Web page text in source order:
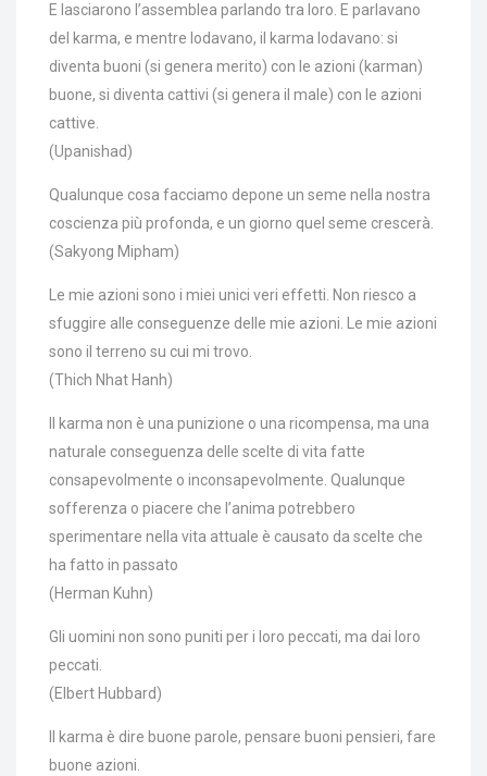
E lasciarono l’assemblea parlando tra loro. E parlavano
del karma, e mentre lodavano, il karma lodavano: si
diventa buoni (si genera merito) con le azioni (karman)
buone, si diventa cattivi (si genera il male) con le azioni
cattive.
(Upanishad)
Qualunque cosa facciamo depone un seme nella nostra
coscienza più profonda, e un giorno quel seme crescerà.
(Sakyong Mipham)
Le mie azioni sono i miei unici veri effetti. Non riesco a
sfuggire alle conseguenze delle mie azioni. Le mie azioni
sono il terreno su cui mi trovo.
(Thich Nhat Hanh)
Il karma non è una punizione o una ricompensa, ma una
naturale conseguenza delle scelte di vita fatte
consapevolmente o inconsapevolmente. Qualunque
sofferenza o piacere che l’anima potrebbero
sperimentare nella vita attuale è causato da scelte che
ha fatto in passato
(Herman Kuhn)
Gli uomini non sono puniti per i loro peccati, ma dai loro
peccati.
(Elbert Hubbard)
Il karma è dire buone parole, pensare buoni pensieri, fare
buone azioni.